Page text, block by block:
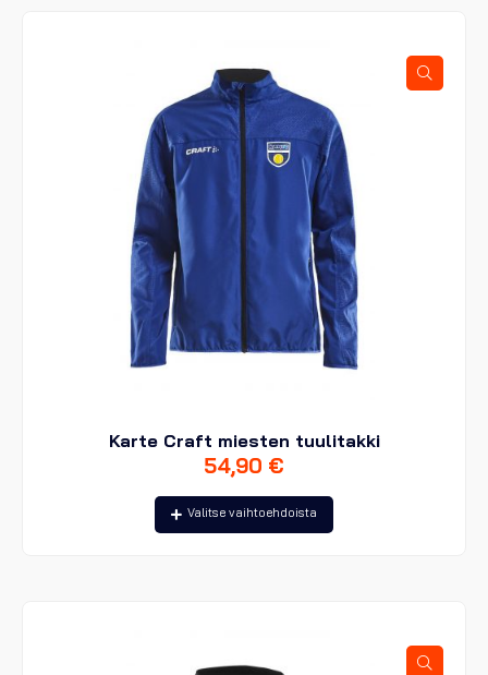
sivulla.
Karte Craft miesten tuulitakki
54,90 €
Valitse vaihtoehdoista
Tällä
tuotteella